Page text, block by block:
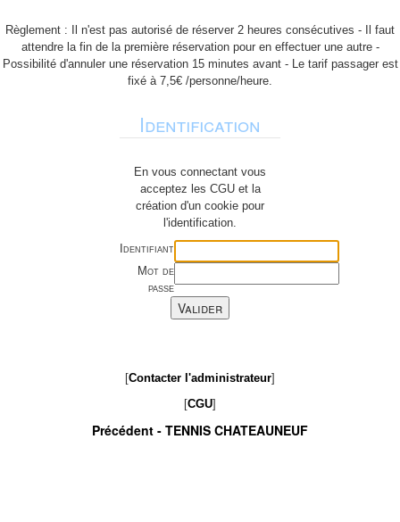
Règlement : Il n'est pas autorisé de réserver 2 heures consécutives - Il faut
attendre la fin de la première réservation pour en effectuer une autre -
Possibilité d'annuler une réservation 15 minutes avant - Le tarif passager est
fixé à 7,5€ /personne/heure.
Identification
En vous connectant vous
acceptez les CGU et la
création d'un cookie pour
l'identification.
Identifiant
Mot de
passe
[Contacter l'administrateur]
[CGU]
Précédent - TENNIS CHATEAUNEUF